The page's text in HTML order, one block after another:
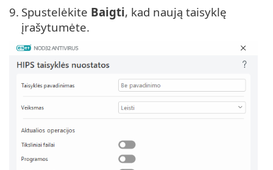
9. Spustelėkite Baigti, kad naują taisyklę
įrašytumėte.